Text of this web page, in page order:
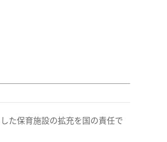
た保育施設の拡充を国の責任で